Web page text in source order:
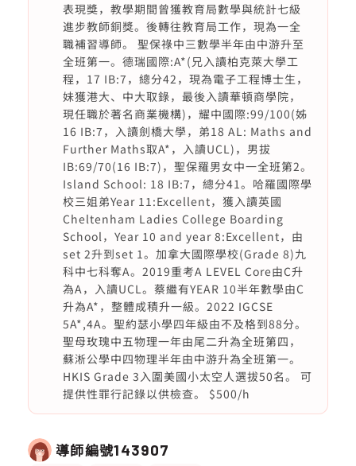
表現獎，教學期間曾獲教育局數學與統計七級
進步教師銅獎。後轉往教育局工作，現為一全
職補習導師。 聖保祿中三數學半年由中游升至
全班第一。德瑞國際:A*(兄入讀柏克萊大學工
程，17 IB:7，總分42，現為電子工程博士生，
妹獲港大、中大取錄，最後入讀華頓商學院，
現任職於著名商業機構)，耀中國際:99/100(姊
16 IB:7，入讀劍橋大學，弟18 AL: Maths and
Further Maths取A*，入讀UCL)，男拔
IB:69/70(16 IB:7)，聖保羅男女中一全班第2。
Island School: 18 IB:7，總分41。哈羅國際學
校三姐弟Year 11:Excellent，獲入讀英國
Cheltenham Ladies College Boarding
School，Year 10 and year 8:Excellent，由
set 2升到set 1。加拿大國際學校(Grade 8)九
科中七科奪A。2019重考A LEVEL Core由C升
為A，入讀UCL。蔡繼有YEAR 10半年數學由C
升為A*，整體成積升一級。2022 IGCSE
5A*,4A。聖約瑟小學四年級由不及格到88分。
聖母玫瑰中五物理一年由尾二升為全班第四，
蘇淅公學中四物理半年由中游升為全班第一。
HKIS Grade 3入圍美國小太空人選拔50名。 可
提供性罪行記錄以供檢查。 $500/h
導師編號143907